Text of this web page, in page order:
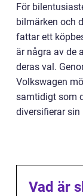
För
bilmärken och
fattar ett
är några av de
deras val.
Volkswagen
samtidigt som
diversifierar
Vad är